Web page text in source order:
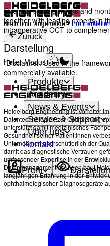
Noch nicht angemeldet? Profil erstellen
Noch nicht angemeldet? Profil erstellen
Zurück
Darstellung
Heller Modus
Produkte
Academy
News & Events
Service & Support
Über uns
Kontakt
Profil
Over the coming weeks and
together with leading experts in
intraoperative OCT to
*Disclaimer: Used in the
commercially available.
Heidelberg Engineering ist Vorreiter
Datentechnologien zur Optimierung
unterstützt damit medizinisches
Gesundheit seiner Patient:innen
Unternehmen unerschütterlich der
damit das diagnostische Vertrauen
umfassender Expertise in der
Datenmanagementlösungen baut
langjährigen Erfahrung in der
ophthalmologischer Diagnosegeräte